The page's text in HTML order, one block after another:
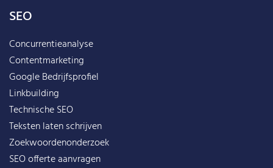
SEO
Concurrentieanalyse
Contentmarketing
Google Bedrijfsprofiel
Linkbuilding
Technische SEO
Teksten laten schrijven
Zoekwoordenonderzoek
SEO offerte aanvragen